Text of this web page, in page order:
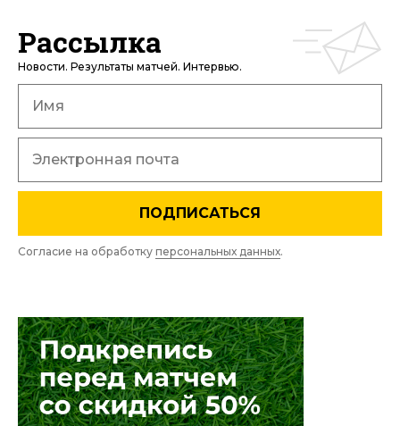
Рассылка
Новости. Результаты матчей. Интервью.
ПОДПИСАТЬСЯ
Согласие на обработку персональных данных.